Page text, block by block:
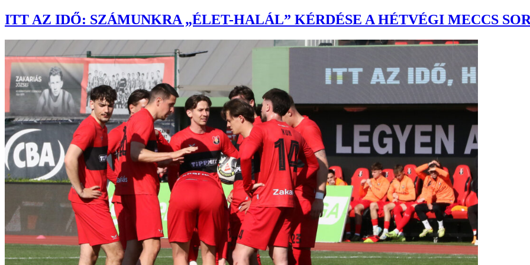
ITT AZ IDŐ: SZÁMUNKRA „ÉLET-HALÁL” KÉRDÉSE A HÉTVÉGI MECCS